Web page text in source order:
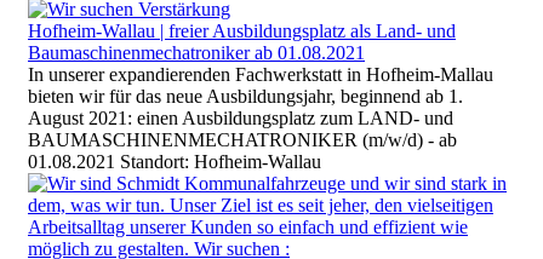
Hofheim-Wallau | freier Ausbildungsplatz als Land- und
Baumaschinenmechatroniker ab 01.08.2021
In unserer expandierenden Fachwerkstatt in Hofheim-Mallau
bieten wir für das neue Ausbildungsjahr, beginnend ab 1.
August 2021: einen Ausbildungsplatz zum LAND- und
BAUMASCHINENMECHATRONIKER (m/w/d) - ab
01.08.2021 Standort: Hofheim-Wallau